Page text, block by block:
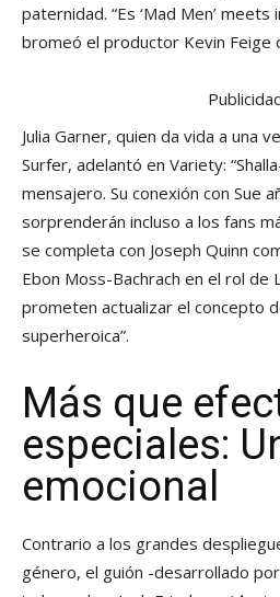
paternidad. “Es ‘Mad Men’ meets
bromeó el productor Kevin Feige
Julia Garner, quien da vida a una
Surfer, adelantó en Variety:
mensajero. Su conexión con Sue
sorprenderán incluso a los fans
se completa con Joseph Quinn
Ebon Moss-Bachrach en el rol de
prometen actualizar el concepto
superheroica”.
Más que
especiales:
emocional
Contrario a los grandes
género, el guión -desarrollado